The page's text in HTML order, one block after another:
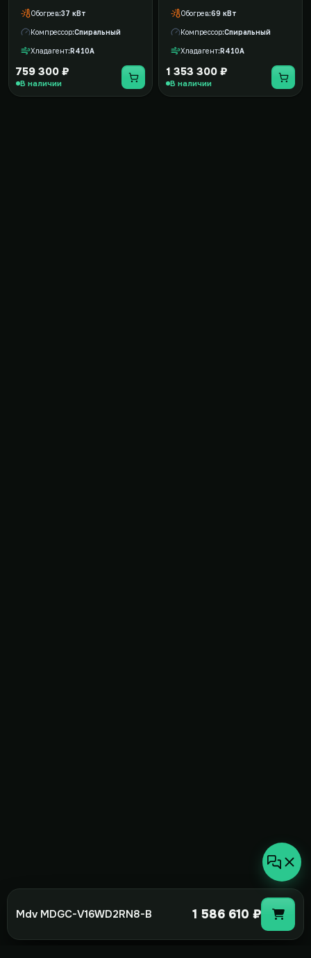
Обогрев 37 кВт
Компрессор Спиральный
Хладагент R410A
759 300 ₽
В наличии
Обогрев 69 кВт
Компрессор Спиральный
Хладагент R410A
1 353 300 ₽
В наличии
Mdv MDGC-V16WD2RN8-B 1 586 610 ₽